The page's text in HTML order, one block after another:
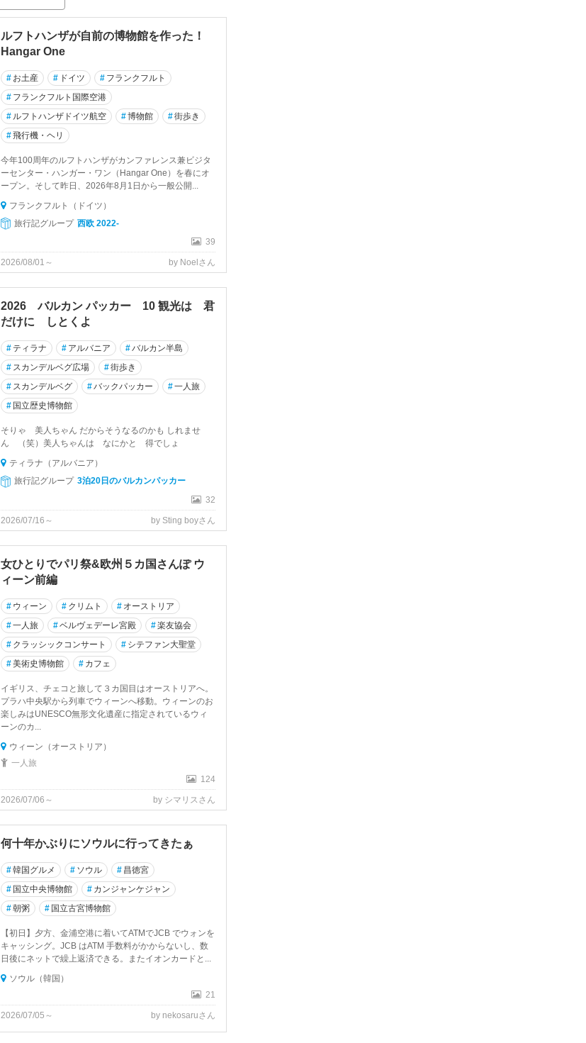
ルフトハンザが自前の博物館を作った！
Hangar One
# お土産 # ドイツ # フランクフルト
# フランクフルト国際空港
# ルフトハンザドイツ航空 #博物館 #街歩き
#飛行機・ヘリ
今年100周年のルフトハンザがカンファレンス兼ビジタ
ーセンター・ハンガー・ワン（Hangar One）を春にオ
ープン。そして昨日、2026年8月1日から一般公開...
フランクフルト（ドイツ）
旅行記グループ 西欧 2022-
39
2026/08/01～ by Noelさん
2026 バルカン パッカー 10 観光は 君
だけに しとくよ
# ティラナ # アルバニア #バルカン半島
# スカンデルベグ広場 #街歩き
# スカンデルベグ #バックパッカー #一人旅
# 国立歴史博物館
そりゃ 美人ちゃん だからそうなるのかも しれませ
ん （笑）美人ちゃんは なにかと 得でしょ
ティラナ（アルバニア）
旅行記グループ 3泊20日のバルカンパッカー
32
2026/07/16～ by Sting boyさん
女ひとりでパリ祭&欧州５カ国さんぽ ウ
ィーン前編
# ウィーン # クリムト # オーストリア
#一人旅 #ベルヴェデーレ宮殿 #楽友協会
# クラッシックコンサート # シテファン大聖堂
#美術史博物館 # カフェ
イギリス、チェコと旅して３カ国目はオーストリアへ。
プラハ中央駅から列車でウィーンへ移動。ウィーンのお
楽しみはUNESCO無形文化遺産に指定されているウィ
ーンのカ...
ウィーン（オーストリア）
一人旅
124
2026/07/06～ by シマリスさん
何十年かぶりにソウルに行ってきたぁ
#韓国グルメ # ソウル # 昌徳宮
# 国立中央博物館 # カンジャンケジャン
#朝粥 # 国立古宮博物館
【初日】夕方、金浦空港に着いてATMでJCB でウォンを
キャッシング。JCB はATM 手数料がかからないし、数
日後にネットで繰上返済できる。またイオンカードと...
ソウル（韓国）
21
2026/07/05～ by nekosaruさん